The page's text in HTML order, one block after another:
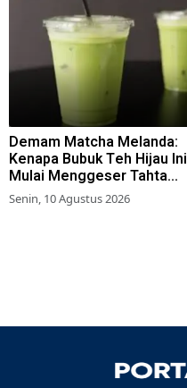
Demam Matcha Melanda:
Kenapa Bubuk Teh Hijau Ini
Mulai Menggeser Tahta
Kopi?
Senin, 10 Agustus 2026